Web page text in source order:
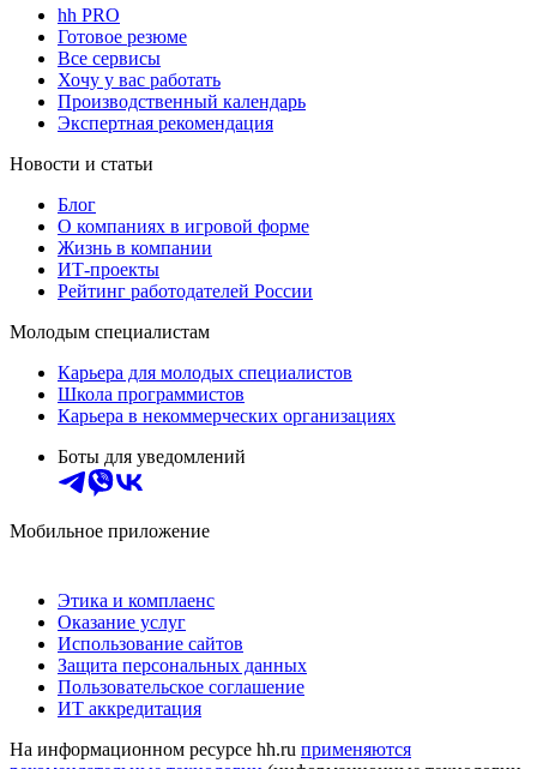
hh PRO
Готовое резюме
Все сервисы
Хочу у вас работать
Производственный календарь
Экспертная рекомендация
Новости и статьи
Блог
О компаниях в игровой форме
Жизнь в компании
ИТ-проекты
Рейтинг работодателей России
Молодым специалистам
Карьера для молодых специалистов
Школа программистов
Карьера в некоммерческих организациях
Боты для уведомлений
Мобильное приложение
Этика и комплаенс
Оказание услуг
Использование сайтов
Защита персональных данных
Пользовательское соглашение
ИТ аккредитация
На информационном ресурсе hh.ru применяются